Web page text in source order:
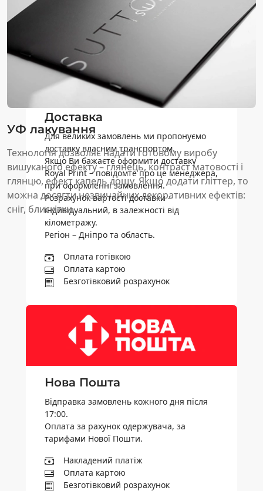
УФ лакування
Технологія дозволяє надати готовому виробу
вишуканого ефекту – глянець, контраст матовості і
глянцю, ефект капель дощу. Якщо додати гліттер, то
можна досягти незвичайних декоративних ефектів:
сніг, блискітки.
Безготівковий розрахунок
Доставка
Для великих замовлень ми пропонуємо
доставку власним транспортом.
Якщо Ви бажаєте оформити доставку
Royal Print – повідомте про це менеджера,
при оформленні замовлення.
Розрахунок вартості доставки –
індивідуальний, в залежності від
кілометражу.
Регіон – Дніпро та область.
Оплата готівкою
Оплата картою
Безготівковий розрахунок
Нова Пошта
Відправка замовлень кожного дня після
17:00.
Оплата за рахунок одержувача, за
тарифами Нової Пошти.
Накладений платіж
Оплата картою
Безготівковий розрахунок